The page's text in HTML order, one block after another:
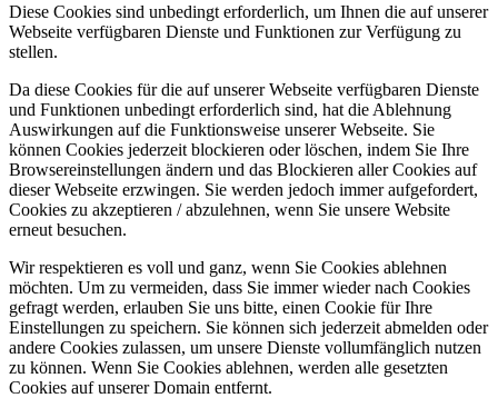
Diese Cookies sind unbedingt erforderlich, um Ihnen die auf unserer
Webseite verfügbaren Dienste und Funktionen zur Verfügung zu
stellen.
Da diese Cookies für die auf unserer Webseite verfügbaren Dienste
und Funktionen unbedingt erforderlich sind, hat die Ablehnung
Auswirkungen auf die Funktionsweise unserer Webseite. Sie
können Cookies jederzeit blockieren oder löschen, indem Sie Ihre
Browsereinstellungen ändern und das Blockieren aller Cookies auf
dieser Webseite erzwingen. Sie werden jedoch immer aufgefordert,
Cookies zu akzeptieren / abzulehnen, wenn Sie unsere Website
erneut besuchen.
Wir respektieren es voll und ganz, wenn Sie Cookies ablehnen
möchten. Um zu vermeiden, dass Sie immer wieder nach Cookies
gefragt werden, erlauben Sie uns bitte, einen Cookie für Ihre
Einstellungen zu speichern. Sie können sich jederzeit abmelden oder
andere Cookies zulassen, um unsere Dienste vollumfänglich nutzen
zu können. Wenn Sie Cookies ablehnen, werden alle gesetzten
Cookies auf unserer Domain entfernt.